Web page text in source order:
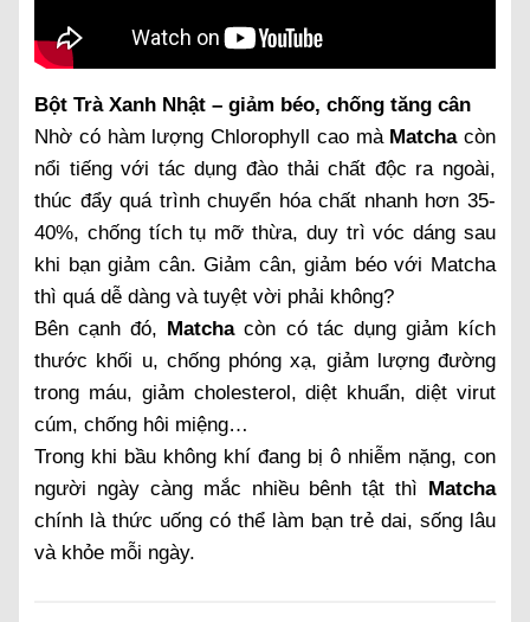
Bột Trà Xanh Nhật – giảm béo, chống tăng cân
Nhờ có hàm lượng Chlorophyll cao mà Matchacòn
nổi tiếng với tác dụng đào thải chất độc ra ngoài,
thúc đẩy quá trình chuyển hóa chất nhanh hơn 35-
40%, chống tích tụ mỡ thừa, duy trì vóc dáng sau
khi bạn giảm cân. Giảm cân, giảm béo với Matcha
thì quá dễ dàng và tuyệt vời phải không?
Bên cạnh đó, Matchacòn có tác dụng giảm kích
thước khối u, chống phóng xạ, giảm lượng đường
trong máu, giảm cholesterol, diệt khuẩn, diệt virut
cúm, chống hôi miệng…
Trong khi bầu không khí đang bị ô nhiễm nặng, con
người ngày càng mắc nhiều bênh tật thì Matcha
chính là thức uống có thể làm bạn trẻ dai, sống lâu
và khỏe mỗi ngày.